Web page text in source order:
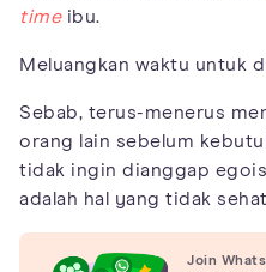
timeibu.
Meluangkan waktu untuk
Sebab, terus-menerus
orang lain sebelum
tidak ingin dianggap
adalah hal yang tidak
Join